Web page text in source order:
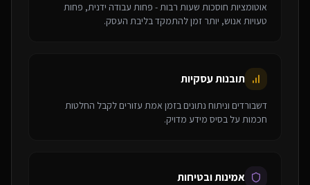
אוטומציות חוסכות שעות רבות - פחות עבודה ידנית, פחות
טעויות אנוש, יותר זמן להתמקד בליבת העסק.
תובנות עסקיות
דשבורדים וניתוח נתונים בזמן אמת עזורים לקבל החלטות
חכמות על בסיס מידע מדויק.
אמינות ובטיחות